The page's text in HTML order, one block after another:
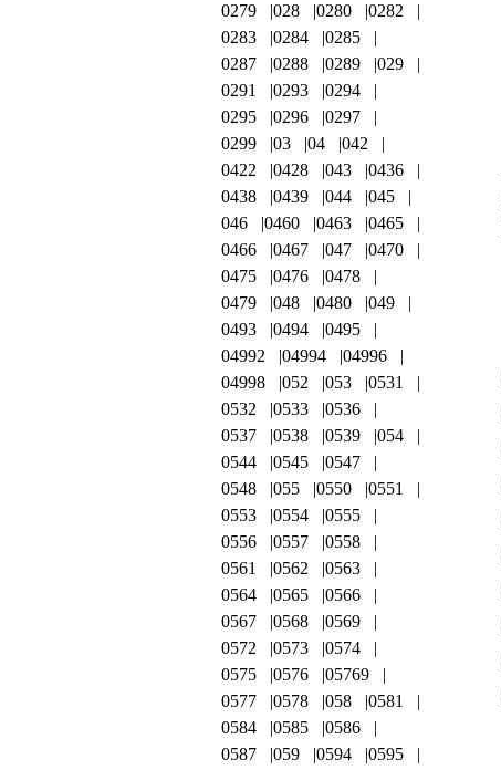
0279
028 0280
0282
0283
0284
0285
0287
0288 0289
029
0291
0293
0294
0295
0296
0297
0299
03 04
042
0422
0428 043
0436
0438
0439 044
045
046
0460 0463
0465
0466
0467 047
0470
0475
0476
0478
0479
048 0480
049
0493
0494
0495
04992
04994
04996
04998
052 053
0531
0532
0533
0536
0537
0538 0539
054
0544
0545
0547
0548
055 0550
0551
0553
0554
0555
0556
0557
0558
0561
0562
0563
0564
0565
0566
0567
0568
0569
0572
0573
0574
0575
0576
05769
0577
0578 058
0581
0584
0585
0586
0587
059 0594
0595